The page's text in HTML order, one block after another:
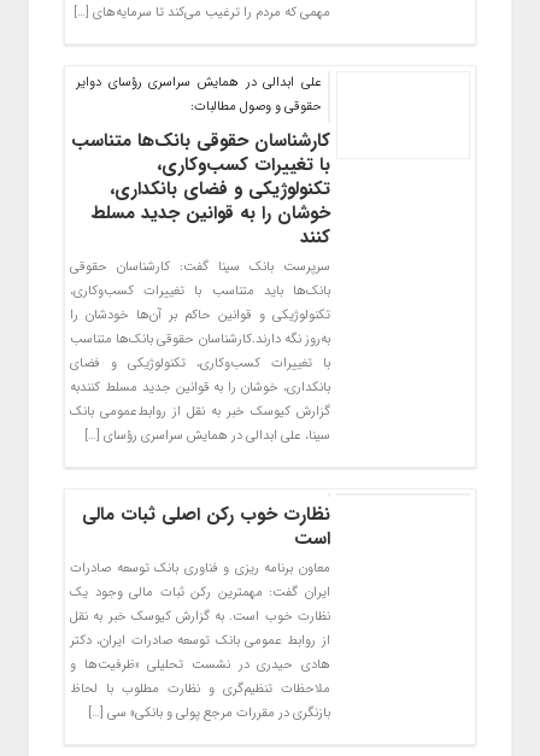
مهمی که مردم را ترغیب می‌کند تا سرمایه‌های […]
علی ابدالی در همایش سراسری رؤسای دوایر
حقوقی و وصول مطالبات:
کارشناسان حقوقی بانک‌ها متناسب
با تغییرات کسب‌وکاری،
تکنولوژیکی و فضای بانکداری،
خوشان را به قوانین جدید مسلط
کنند
سرپرست بانک سینا گفت: کارشناسان حقوقی
بانک‌ها باید متناسب با تغییرات کسب‌وکاری،
تکنولوژیکی و قوانین حاکم بر آن‌ها خودشان را
به‌روز نگه دارند.کارشناسان حقوقی بانک‌ها متناسب
با تغییرات کسب‌وکاری، تکنولوژیکی و فضای
بانکداری، خوشان را به قوانین جدید مسلط کنندبه
گزارش کیوسک خبر به نقل از روابط‌عمومی بانک
سینا، علی ابدالی در همایش سراسری رؤسای […]
نظارت خوب رکن اصلی ثبات مالی
است
معاون برنامه ریزی و فناوری بانک توسعه صادرات
ایران گفت: مهمترین رکن ثبات مالی وجود یک
نظارت خوب است. به گزارش کیوسک خبر به نقل
از روابط عمومی بانک توسعه صادرات ایران، دکتر
هادی حیدری در نشست تحلیلی «ظرفیت‌ها و
ملاحظات تنظیم‌گری و نظارت مطلوب با لحاظ
بازنگری در مقررات مرجع پولی و بانکی» سی […]